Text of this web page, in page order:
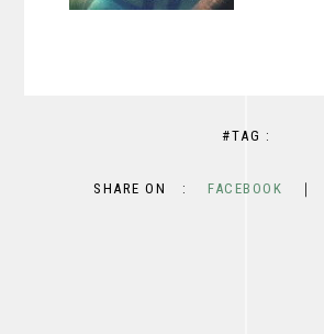
#TAG :
SHARE ON : FACEBOOK ｜